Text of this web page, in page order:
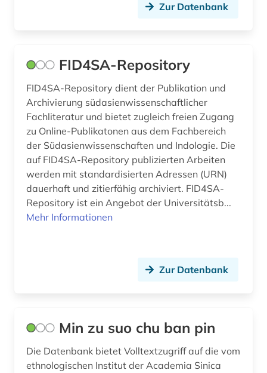
Zur Datenbank
FID4SA-Repository
FID4SA-Repository dient der Publikation und
Archivierung südasienwissenschaftlicher
Fachliteratur und bietet zugleich freien Zugang
zu Online-Publikatonen aus dem Fachbereich
der Südasienwissenschaften und Indologie. Die
auf FID4SA-Repository publizierten Arbeiten
werden mit standardisierten Adressen (URN)
dauerhaft und zitierfähig archiviert. FID4SA-
Repository ist ein Angebot der Universitätsb...
Mehr Informationen
Zur Datenbank
Min zu suo chu ban pin
Die Datenbank bietet Volltextzugriff auf die vom
ethnologischen Institut der Academia Sinica